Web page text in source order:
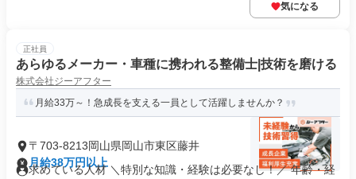
気になる
正社員
あらゆるメーカー・車種に携われる整備士|技術を磨ける
株式会社ジーアフター
月給33万～！急成長を支える一員として活躍しませんか？
〒703-8213岡山県岡山市東区藤井
月給38万円以上
求めている人材 ＼特別な知識・経験は必要なし！／ 年齢・経